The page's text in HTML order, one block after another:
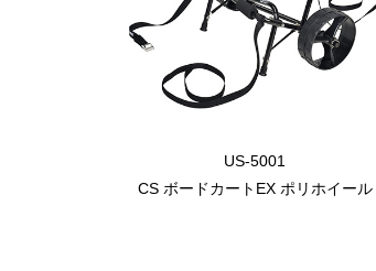
US-5001
CS ボードカートEX ポリホイール